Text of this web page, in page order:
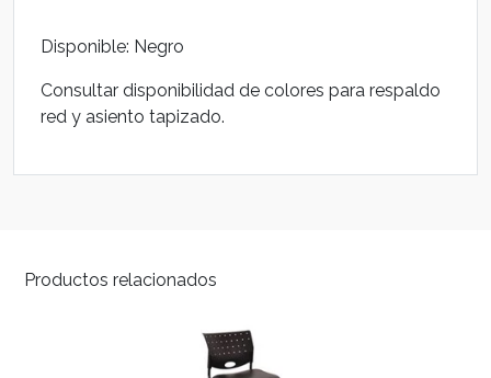
Disponible: Negro
Consultar disponibilidad de colores para respaldo
red y asiento tapizado.
Productos relacionados